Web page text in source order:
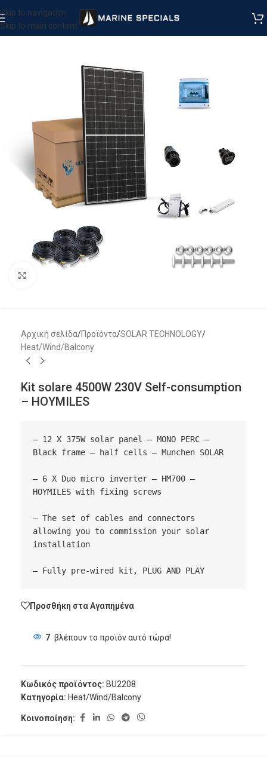
Skip to navigation
Skip to main content
Αρχική σελίδα/Προϊόντα/SOLAR TECHNOLOGY/
Heat/Wind/Balcony
Kit solare 4500W 230V Self-consumption
– HOYMILES
– 12 X 375W solar panel – MONO PERC –
Black frame – half cells – Munchen SOLAR
– 6 X Duo micro inverter – HM700 –
HOYMILES with fixing screws
– The set of cables and connectors
allowing you to commission your solar
installation
– Fully pre-wired kit, PLUG AND PLAY
Προσθήκη στα Αγαπημένα
7 βλέπουν το προϊόν αυτό τώρα!
Κωδικός προϊόντος: BU2208
Κατηγορία: Heat/Wind/Balcony
Κοινοποίηση: